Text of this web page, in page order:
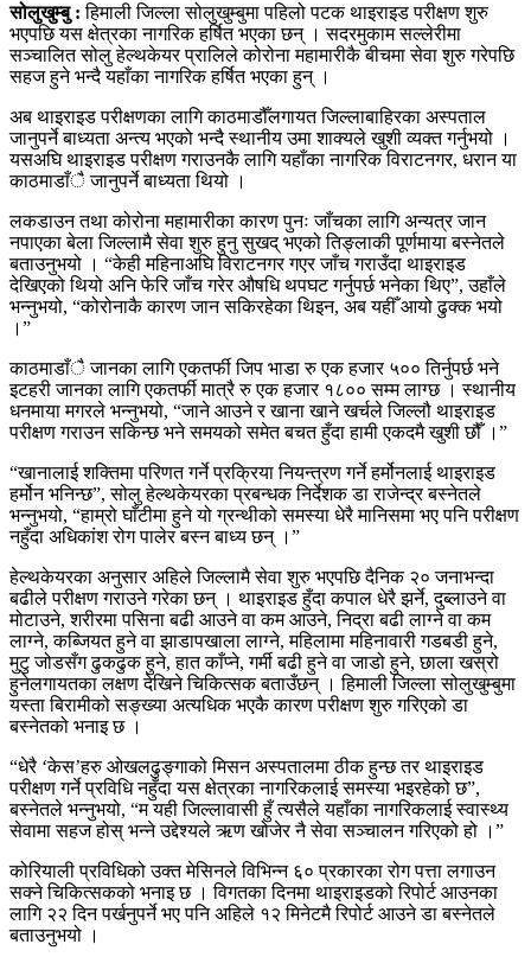
सोलुखुम्बु :हिमाली जिल्ला सोलुखुम्बुमा पहिलो पटक थाइराइड परीक्षण शुरु
भएपछि यस क्षेत्रका नागरिक हर्षित भएका छन् । सदरमुकाम सल्लेरीमा
सञ्चालित सोलु हेल्थकेयर प्रालिले कोरोना महामारीकै बीचमा सेवा शुरु गरेपछि
सहज हुने भन्दै यहाँका नागरिक हर्षित भएका हुन् ।
अब थाइराइड परीक्षणका लागि काठमाडौँलगायत जिल्लाबाहिरका अस्पताल
जानुपर्ने बाध्यता अन्त्य भएको भन्दै स्थानीय उमा शाक्यले खुशी व्यक्त गर्नुभयो ।
यसअघि थाइराइड परीक्षण गराउनकै लागि यहाँका नागरिक विराटनगर, धरान या
काठमाडाँै जानुपर्ने बाध्यता थियो ।
लकडाउन तथा कोरोना महामारीका कारण पुनः जाँचका लागि अन्यत्र जान
नपाएका बेला जिल्लामै सेवा शुरु हुनु सुखद् भएको तिङ्लाकी पूर्णमाया बस्नेतले
बताउनुभयो । “केही महिनाअघि विराटनगर गएर जाँच गराउँदा थाइराइड
देखिएको थियो अनि फेरि जाँच गरेर औषधि थपघट गर्नुपर्छ भनेका थिए”, उहाँले
भन्नुभयो, “कोरोनाकै कारण जान सकिरहेका थिइन, अब यहीँ आयो ढुक्क भयो
।”
काठमाडाँै जानका लागि एकतर्फी जिप भाडा रु एक हजार ५०० तिर्नुपर्छ भने
इटहरी जानका लागि एकतर्फी मात्रै रु एक हजार १८०० सम्म लाग्छ । स्थानीय
धनमाया मगरले भन्नुभयो, “जाने आउने र खाना खाने खर्चले जिल्लौ थाइराइड
परीक्षण गराउन सकिन्छ भने समयको समेत बचत हुँदा हामी एकदमै खुशी छौँ ।”
“खानालाई शक्तिमा परिणत गर्ने प्रक्रिया नियन्त्रण गर्ने हर्मोनलाई थाइराइड
हर्मोन भनिन्छ”, सोलु हेल्थकेयरका प्रबन्धक निर्देशक डा राजेन्द्र बस्नेतले
भन्नुभयो, “हाम्रो घाँटीमा हुने यो ग्रन्थीको समस्या धेरै मानिसमा भए पनि परीक्षण
नहुँदा अधिकांश रोग पालेर बस्न बाध्य छन् ।”
हेल्थकेयरका अनुसार अहिले जिल्लामै सेवा शुरु भएपछि दैनिक २० जनाभन्दा
बढीले परीक्षण गराउने गरेका छन् । थाइराइड हुँदा कपाल धेरै झर्ने, दुब्लाउने वा
मोटाउने, शरीरमा पसिना बढी आउने वा कम आउने, निद्रा बढी लाग्ने वा कम
लाग्ने, कब्जियत हुने वा झाडापखाला लाग्ने, महिलामा महिनावारी गडबडी हुने,
मुटु जोडसँग ढुकढुक हुने, हात काँप्ने, गर्मी बढी हुने वा जाडो हुने, छाला खस्रो
हुनेलगायतका लक्षण देखिने चिकित्सक बताउँछन् । हिमाली जिल्ला सोलुखुम्बुमा
यस्ता बिरामीको सङ्ख्या अत्यधिक भएकै कारण परीक्षण शुरु गरिएको डा
बस्नेतको भनाइ छ ।
“धेरै ‘केस’हरु ओखलढुङ्गाको मिसन अस्पतालमा ठीक हुन्छ तर थाइराइड
परीक्षण गर्ने प्रविधि नहुँदा यस क्षेत्रका नागरिकलाई समस्या भइरहेको छ”,
बस्नेतले भन्नुभयो, “म यही जिल्लावासी हुँ त्यसैले यहाँका नागरिकलाई स्वास्थ्य
सेवामा सहज होस् भन्ने उद्देश्यले ऋण खोजेर नै सेवा सञ्चालन गरिएको हो ।”
कोरियाली प्रविधिको उक्त मेसिनले विभिन्न ६० प्रकारका रोग पत्ता लगाउन
सक्ने चिकित्सकको भनाइ छ । विगतका दिनमा थाइराइडको रिपोर्ट आउनका
लागि २२ दिन पर्खनुपर्ने भए पनि अहिले १२ मिनेटमै रिपोर्ट आउने डा बस्नेतले
बताउनुभयो ।